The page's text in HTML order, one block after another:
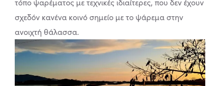
τόπο ψαρέματος με τεχνικές ιδιαίτερες, που δεν έχουν
σχεδόν κανένα κοινό σημείο με το ψάρεμα στην
ανοιχτή θάλασσα.